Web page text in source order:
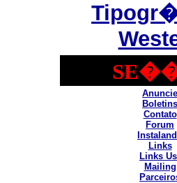
Anuncie
Boletins
Contato
Forum
Links
Links
Mailing